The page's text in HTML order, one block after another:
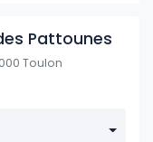
17:30
18:00
Pattounes
Toulon